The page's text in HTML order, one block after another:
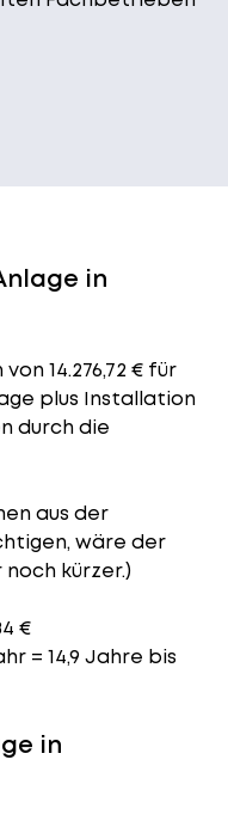
in
von 14.276,72 € für
plus Installation
durch die
aus der
wäre der
kürzer.)
€
= 14,9 Jahre bis
in